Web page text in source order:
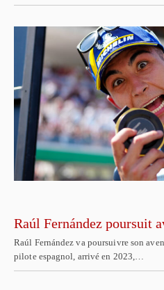
Raúl Fernández poursuit
Raúl Fernández va poursuivre son
pilote espagnol, arrivé en 2023,…